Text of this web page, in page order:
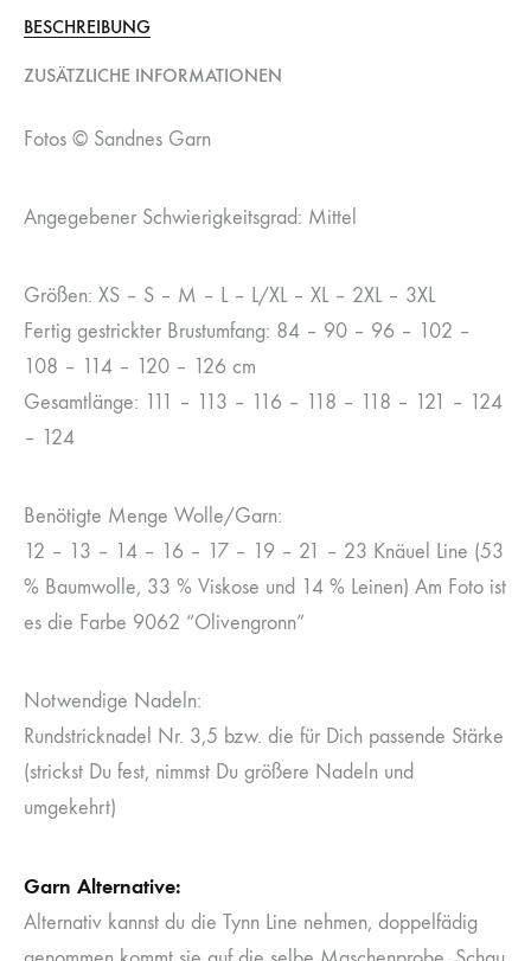
BESCHREIBUNG
ZUSÄTZLICHE INFORMATIONEN
Fotos © Sandnes Garn
Angegebener Schwierigkeitsgrad: Mittel
Größen: XS – S – M – L – L/XL – XL – 2XL – 3XL
Fertig gestrickter Brustumfang: 84 – 90 – 96 – 102 –
108 – 114 – 120 – 126 cm
Gesamtlänge: 111 – 113 – 116 – 118 – 118 – 121 – 124
– 124
Benötigte Menge Wolle/Garn:
12 – 13 – 14 – 16 – 17 – 19 – 21 – 23 Knäuel Line (53
% Baumwolle, 33 % Viskose und 14 % Leinen) Am Foto ist
es die Farbe 9062 “Olivengronn”
Notwendige Nadeln:
Rundstricknadel Nr. 3,5 bzw. die für Dich passende Stärke
(strickst Du fest, nimmst Du größere Nadeln und
umgekehrt)
Garn Alternative:
Alternativ kannst du die Tynn Line nehmen, doppelfädig